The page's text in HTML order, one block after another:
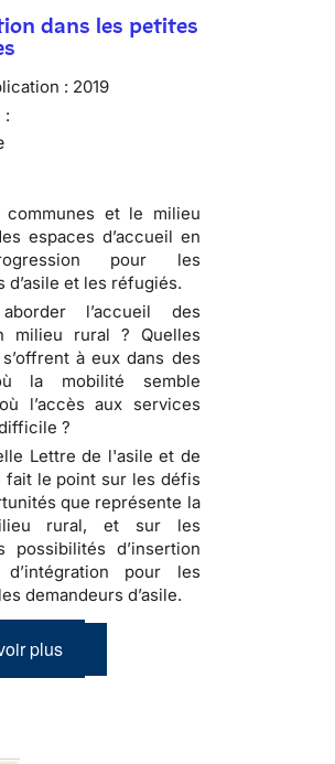
dans les petites
: 2019
:
communes et le milieu
espaces d’accueil en
pour les
d’asile et les réfugiés.
l’accueil des
milieu rural ? Quelles
à eux dans des
la mobilité semble
l’accès aux services
?
Lettre de l'asile et de
fait le point sur les défis
que représente la
rural, et sur les
possibilités d’insertion
pour les
demandeurs d’asile.
plus